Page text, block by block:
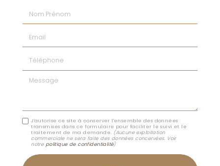
Nom Prénom
Email
Téléphone
Message
J'autorise ce site à conserver l'ensemble des données
transmises dans ce formulaire pour faciliter le suivi et le
traitement de ma demande. (Aucune exploitation
commerciale ne sera faite des données concervées. Voir
notre politique de confidentialité)